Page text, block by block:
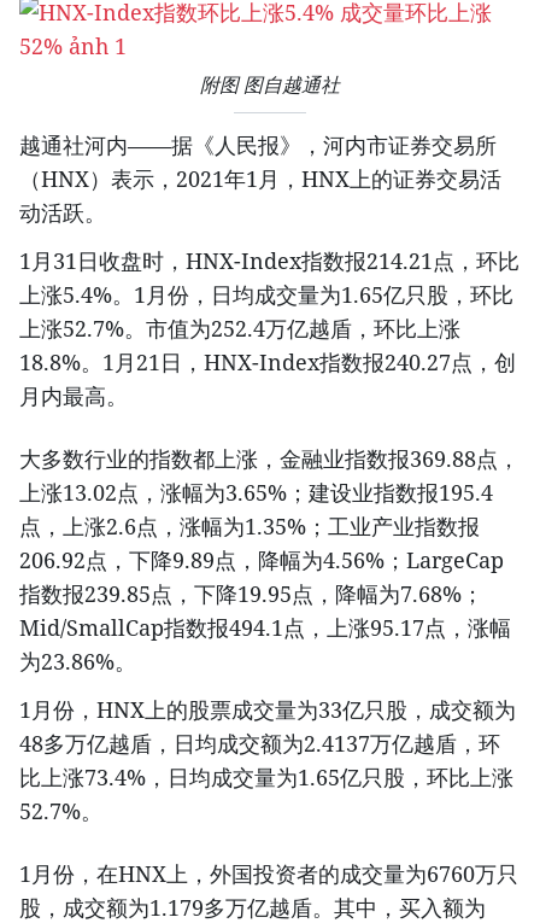
附图 图自越通社
越通社河内——据《人民报》，河内市证券交易所
（HNX）表示，2021年1月，HNX上的证券交易活
动活跃。
1月31日收盘时，HNX-Index指数报214.21点，环比
上涨5.4%。1月份，日均成交量为1.65亿只股，环比
上涨52.7%。市值为252.4万亿越盾，环比上涨
18.8%。1月21日，HNX-Index指数报240.27点，创
月内最高。
大多数行业的指数都上涨，金融业指数报369.88点，
上涨13.02点，涨幅为3.65%；建设业指数报195.4
点，上涨2.6点，涨幅为1.35%；工业产业指数报
206.92点，下降9.89点，降幅为4.56%；LargeCap
指数报239.85点，下降19.95点，降幅为7.68%；
Mid/SmallCap指数报494.1点，上涨95.17点，涨幅
为23.86%。
1月份，HNX上的股票成交量为33亿只股，成交额为
48多万亿越盾，日均成交额为2.4137万亿越盾，环
比上涨73.4%，日均成交量为1.65亿只股，环比上涨
52.7%。
1月份，在HNX上，外国投资者的成交量为6760万只
股，成交额为1.179多万亿越盾。其中，买入额为